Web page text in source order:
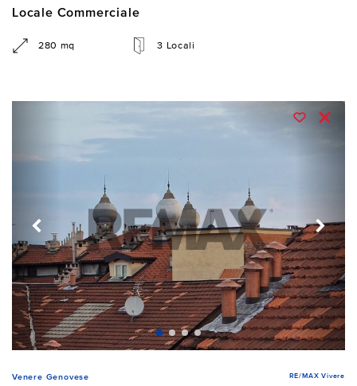
Locale Commerciale
280 mq 3 Locali
Venere Genovese RE/MAX Vivere